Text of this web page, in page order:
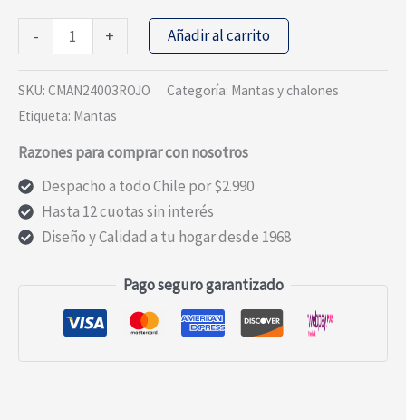
-
SHERPA
ESTAMPADA
ROJO
+ Añadir al carrito
SKU: CMAN24003ROJO Categoría: Mantas y chalones
Etiqueta: Mantas
Razones para comprar con nosotros
Despacho a todo Chile por $2.990
Hasta 12 cuotas sin interés
Diseño y Calidad a tu hogar desde 1968
Pago seguro garantizado